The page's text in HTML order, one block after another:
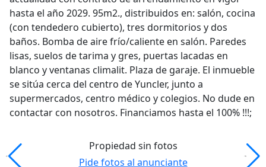
hasta el año 2029. 95m2., distribuidos en: salón, cocina
(con tendedero cubierto), tres dormitorios y dos
baños. Bomba de aire frío/caliente en salón. Paredes
lisas, suelos de tarima y gres, puertas lacadas en
blanco y ventanas climalit. Plaza de garaje. El inmueble
se sitúa cerca del centro de Yuncler, junto a
supermercados, centro médico y colegios. No dude en
contactar con nosotros. Financiamos hasta el 100% !!!;
Propiedad sin fotos
Pide fotos al anunciante